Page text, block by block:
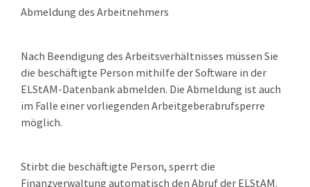
Abmeldung des Arbeitnehmers
Nach Beendigung des Arbeitsverhältnisses müssen Sie
die beschäftigte Person mithilfe der Software in der
ELStAM-Datenbank abmelden. Die Abmeldung ist auch
im Falle einer vorliegenden Arbeitgeberabrufsperre
möglich.
Stirbt die beschäftigte Person, sperrt die
Finanzverwaltung automatisch den Abruf der ELStAM.